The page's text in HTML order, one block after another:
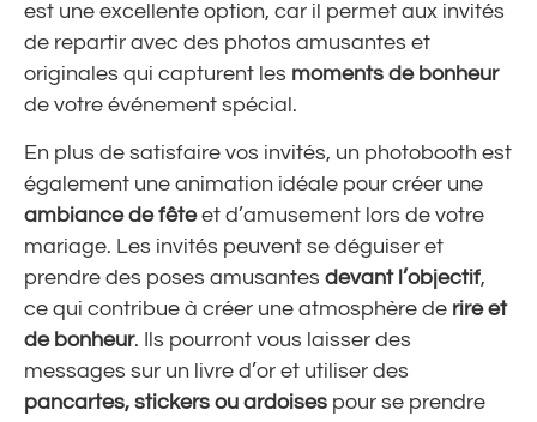
est une excellente option, car il permet aux invités
de repartir avec des photos amusantes et
originales qui capturent les moments de bonheur
de votre événement spécial.
En plus de satisfaire vos invités, un photobooth est
également une animation idéale pour créer une
ambiance de fêteet d’amusement lors de votre
mariage. Les invités peuvent se déguiser et
prendre des poses amusantes devant l’objectif,
ce qui contribue à créer une atmosphère de rire et
de bonheur. Ils pourront vous laisser des
messages sur un livre d’or et utiliser des
pancartes, stickers ou ardoises pour se prendre